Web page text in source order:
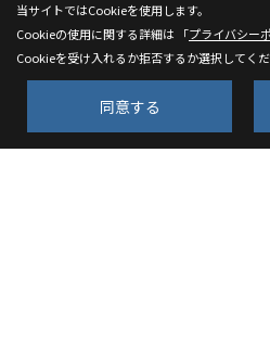
＜定休日＞水曜日
建設業許可 山口県知事許可（特-3
宅地建物取引業免許 山口県知事
当サイトではCookieを使用します。
Cookieの使用に関する詳細は 「プライバシー
Cookieを受け入れるか拒否するか選択してくだ
同意する